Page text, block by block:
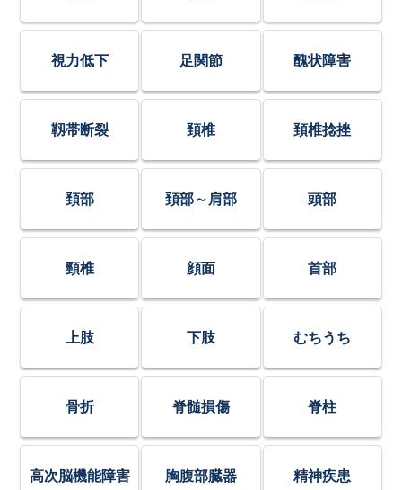
視力低下 足関節 醜状障害
靱帯断裂 頚椎 頚椎捻挫
頚部 頚部～肩部 頭部
頸椎 顔面 首部
上肢 下肢 むちうち
骨折 脊髄損傷 脊柱
高次脳機能障害 胸腹部臓器 精神疾患